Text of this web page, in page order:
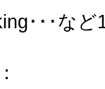
･･･な